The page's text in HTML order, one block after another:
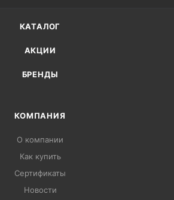
КАТАЛОГ
АКЦИИ
БРЕНДЫ
КОМПАНИЯ
О компании
Как купить
Сертификаты
Новости